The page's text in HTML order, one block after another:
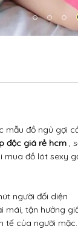
mẫu đồ ngủ gợi
độc giá rẻ hcm ,
mua đồ lót sexy
người đối diện
mái, tận hưởng
tế của người mặc.